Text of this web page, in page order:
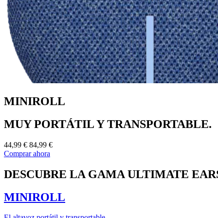
MINIROLL
MUY PORTÁTIL Y TRANSPORTABLE.
44,99 € 84,99 €
Comprar ahora
DESCUBRE LA GAMA ULTIMATE
MINIROLL